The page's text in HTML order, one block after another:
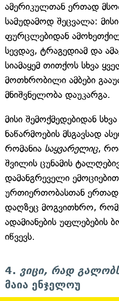
ამერიკულთან ერთად
სამუდამოდ შეცვალა:
ფურცლებიდან
სევდავ, ტრაგედიამ და
სიამაყემ თითქოს სხვა
მოთხრობილი ამბები
მნიშვნელობა დაუკარგა.
მისი შემოქმედებიდან
ნაწარმოების მსგავსად
რომანია საყვარელიც,
შვილის ცუნამის
დამანგრეველი ემოციებით
ურთიერთობასთან
დაღზეც მოგვითხრო,
ადამიანების
იწვევს.
4. ვიცი, რად
მაია ენჯელოუ